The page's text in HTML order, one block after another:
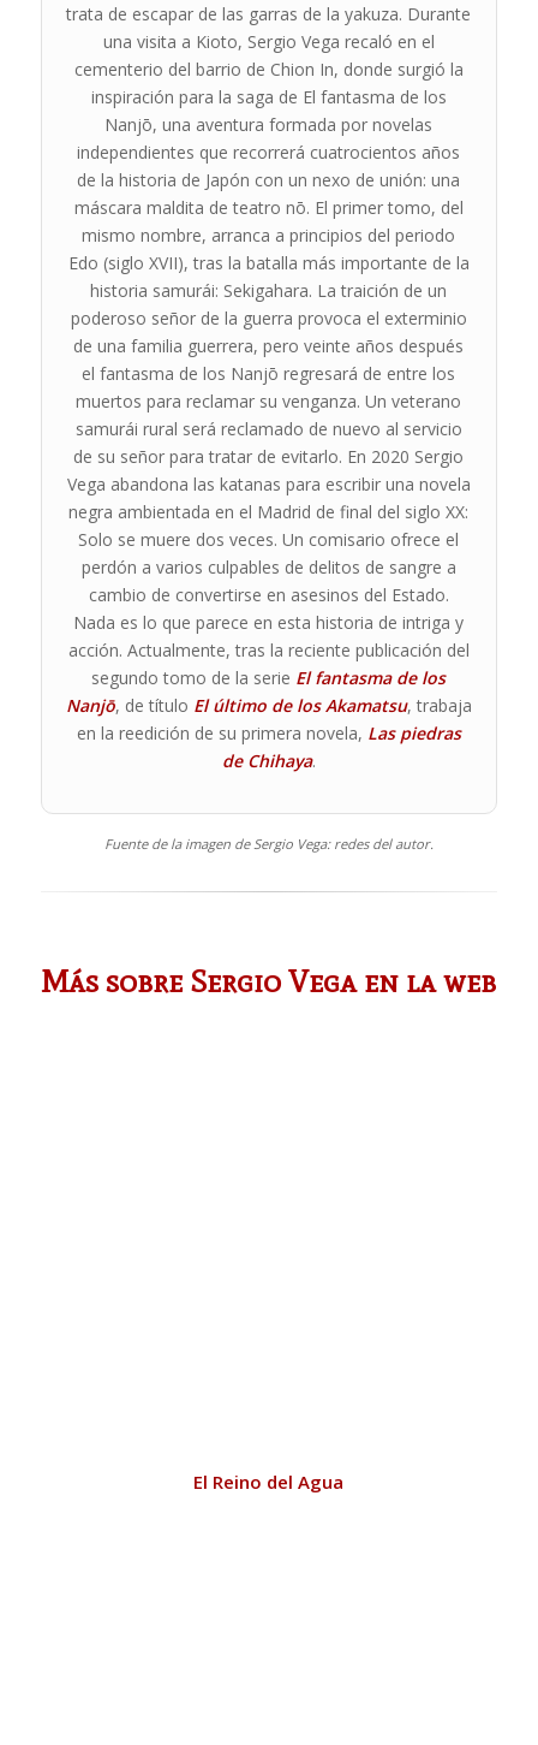
trata de escapar de las garras de la yakuza. Durante
una visita a Kioto, Sergio Vega recaló en el
cementerio del barrio de Chion In, donde surgió la
inspiración para la saga de El fantasma de los
Nanjō, una aventura formada por novelas
independientes que recorrerá cuatrocientos años
de la historia de Japón con un nexo de unión: una
máscara maldita de teatro nō. El primer tomo, del
mismo nombre, arranca a principios del periodo
Edo (siglo XVII), tras la batalla más importante de la
historia samurái: Sekigahara. La traición de un
poderoso señor de la guerra provoca el exterminio
de una familia guerrera, pero veinte años después
el fantasma de los Nanjō regresará de entre los
muertos para reclamar su venganza. Un veterano
samurái rural será reclamado de nuevo al servicio
de su señor para tratar de evitarlo. En 2020 Sergio
Vega abandona las katanas para escribir una novela
negra ambientada en el Madrid de final del siglo XX:
Solo se muere dos veces. Un comisario ofrece el
perdón a varios culpables de delitos de sangre a
cambio de convertirse en asesinos del Estado.
Nada es lo que parece en esta historia de intriga y
acción. Actualmente, tras la reciente publicación del
segundo tomo de la serie El fantasma de los
Nanjō, de título El último de los Akamatsu, trabaja
en la reedición de su primera novela, Las piedras
de Chihaya.
Fuente de la imagen de Sergio Vega: redes del autor.
Más sobre Sergio Vega en la web
El Reino del Agua